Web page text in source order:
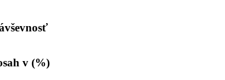
v (%)